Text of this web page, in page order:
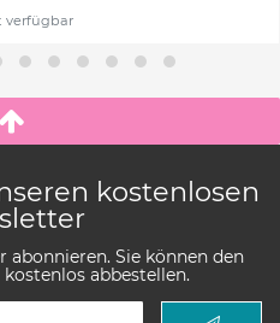
verfügbar
kostenlosen
Sie können den
abbestellen.